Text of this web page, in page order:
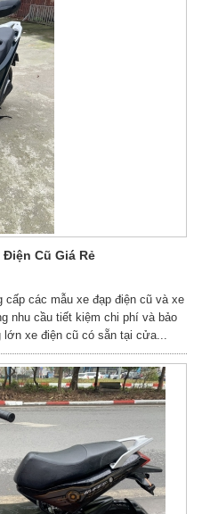
Cũ Giá Rẻ
cấp các mẫu xe đạp điện cũ và xe
nhu cầu tiết kiệm chi phí và bảo
xe điện cũ có sẵn tại cửa...